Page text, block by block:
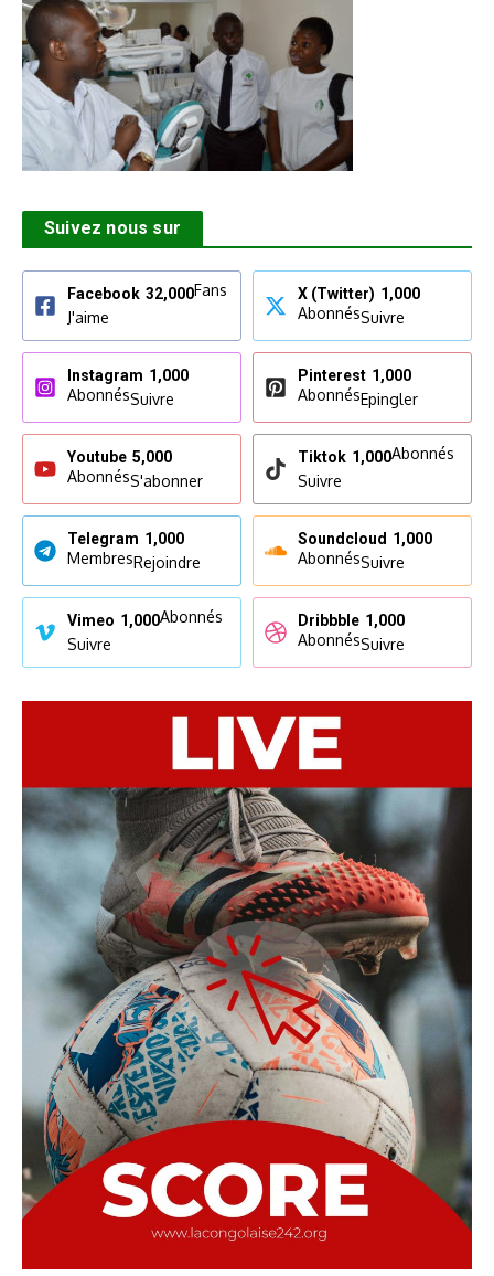
Suivez nous sur
Facebook 32,000Fans
J'aime
X (Twitter) 1,000
AbonnésSuivre
Instagram 1,000
AbonnésSuivre
Pinterest 1,000
AbonnésEpingler
Youtube 5,000
AbonnésS'abonner
Tiktok 1,000Abonnés
Suivre
Telegram 1,000
MembresRejoindre
Soundcloud 1,000
AbonnésSuivre
Vimeo 1,000Abonnés
Suivre
Dribbble 1,000
AbonnésSuivre